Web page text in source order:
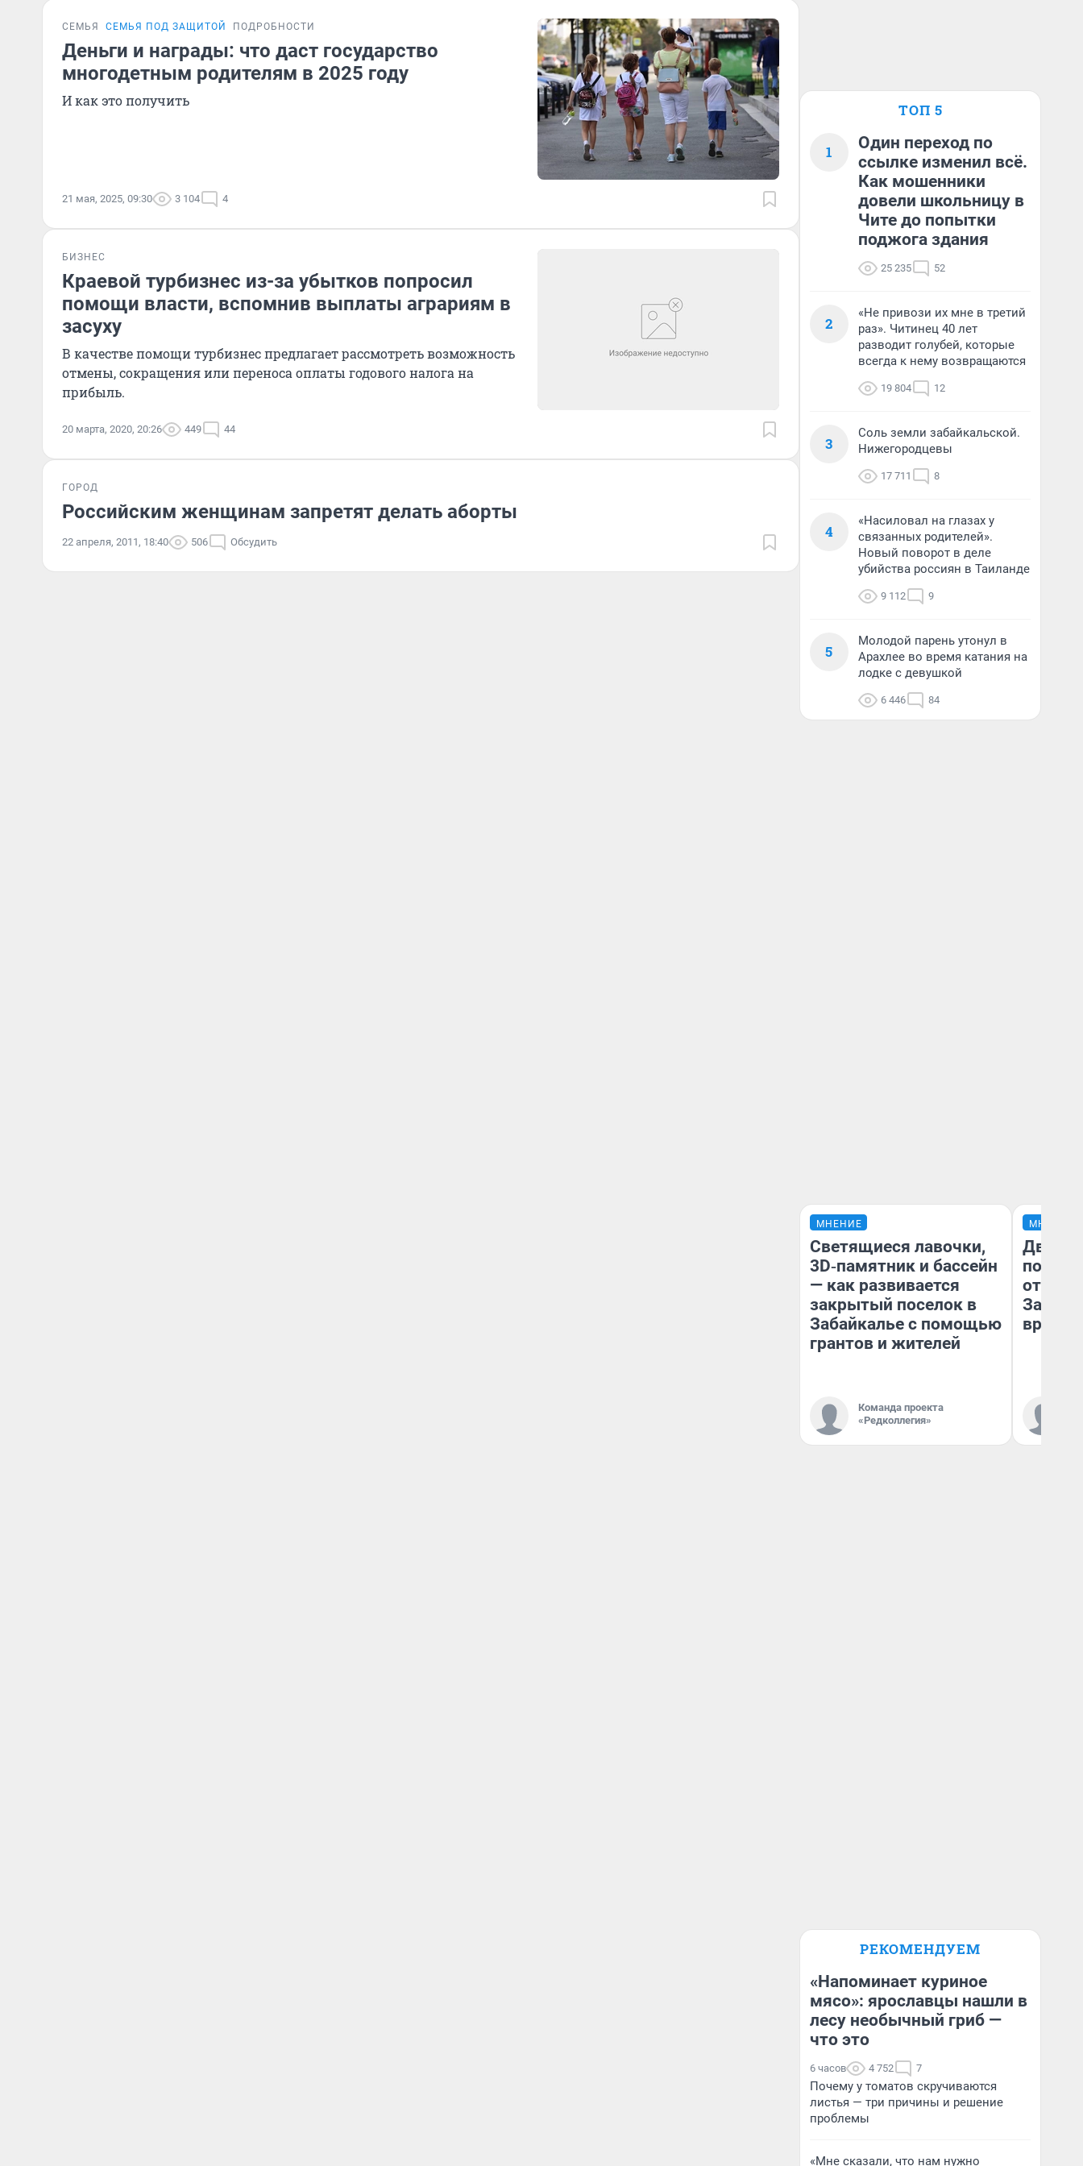
СЕМЬЯ СЕМЬЯ ПОД ЗАЩИТОЙ ПОДРОБНОСТИ
Деньги и награды: что даст государство
многодетным родителям в 2025 году
И как это получить
21 мая, 2025, 09:30 3 104 4
БИЗНЕС
Краевой турбизнес из-за убытков попросил
помощи власти, вспомнив выплаты аграриям в
засуху
В качестве помощи турбизнес предлагает рассмотреть возможность
отмены, сокращения или переноса оплаты годового налога на
прибыль.
20 марта, 2020, 20:26 449 44
ГОРОД
Российским женщинам запретят делать аборты
22 апреля, 2011, 18:40 506 Обсудить
ТОП 5
1
Один переход по
ссылке изменил всё.
Как мошенники
довели школьницу в
Чите до попытки
поджога здания
25 235 52
2
«Не привози их мне в третий
раз». Читинец 40 лет
разводит голубей, которые
всегда к нему возвращаются
19 804 12
3
Соль земли забайкальской.
Нижегородцевы
17 711 8
4
«Насиловал на глазах у
связанных родителей».
Новый поворот в деле
убийства россиян в Таиланде
9 112 9
5
Молодой парень утонул в
Арахлее во время катания на
лодке с девушкой
6 446 84
МНЕНИЕ
Светящиеся лавочки,
3D‑памятник и бассейн
— как развивается
закрытый поселок в
Забайкалье с помощью
грантов и жителей
Команда проекта
«Редколлегия»
МНЕНИЕ
Два
от 100
врачей
РЕКОМЕНДУЕМ
«Напоминает куриное
мясо»: ярославцы нашли в
лесу необычный гриб —
что это
6 часов 4 752 7
Почему у томатов скручиваются
листья — три причины и решение
проблемы
«Мне сказали, что нам нужно